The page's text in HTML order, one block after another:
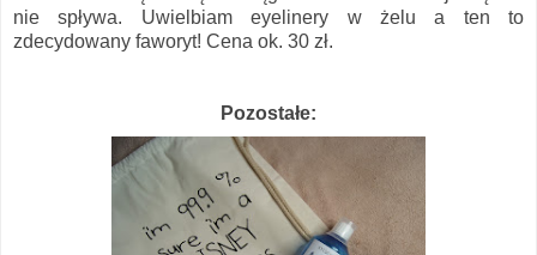
nie spływa. Uwielbiam eyelinery w żelu a ten to
zdecydowany faworyt! Cena ok. 30 zł.
Pozostałe: